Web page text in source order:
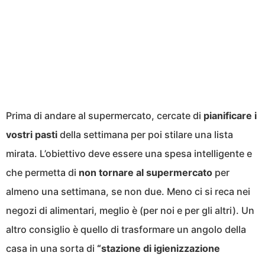
Prima di andare al supermercato, cercate di pianificare i
vostri pasti della settimana per poi stilare una lista
mirata. L’obiettivo deve essere una spesa intelligente e
che permetta di non tornare al supermercato per
almeno una settimana, se non due. Meno ci si reca nei
negozi di alimentari, meglio è (per noi e per gli altri). Un
altro consiglio è quello di trasformare un angolo della
casa in una sorta di “stazione di igienizzazione